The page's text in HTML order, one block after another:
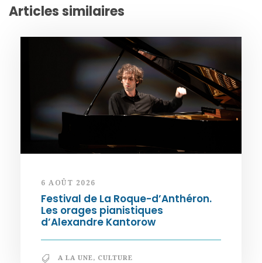
Articles similaires
6 AOÛT 2026
Festival de La Roque-d’Anthéron.
Les orages pianistiques
d’Alexandre Kantorow
A LA UNE, CULTURE